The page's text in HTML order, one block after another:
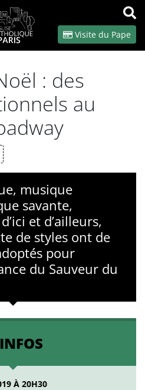
OK
Visite du Pape
: des
au
musique
savante,
et d’ailleurs,
de styles ont de
pour
du Sauveur du
À 20H30